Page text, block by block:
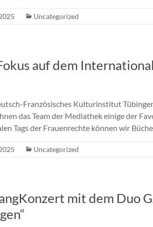
Uncategorized
auf dem
Französisches Kulturinstitut
das Team der Mediathek einige der
Tags der Frauenrechte können wir
Uncategorized
mit dem Duo